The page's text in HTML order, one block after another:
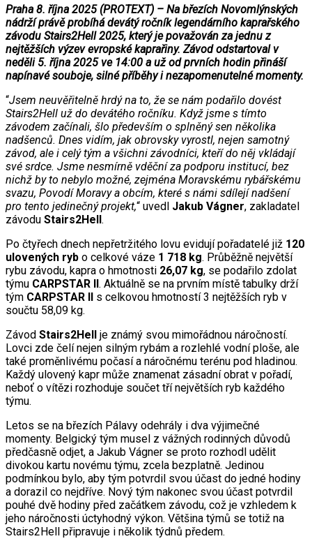
Praha 8. října 2025 (PROTEXT) – Na březích Novomlýnských
nádrží právě probíhá devátý ročník legendárního kaprařského
závodu Stairs2Hell 2025, který je považován za jednu z
nejtěžších výzev evropské kaprařiny. Závod odstartoval v
neděli 5. října 2025 ve 14:00 a už od prvních hodin přináší
napínavé souboje, silné příběhy i nezapomenutelné momenty.
“Jsem neuvěřitelně hrdý na to, že se nám podařilo dovést
Stairs2Hell už do devátého ročníku. Když jsme s tímto
závodem začínali, šlo především o splněný sen několika
nadšenců. Dnes vidím, jak obrovsky vyrostl, nejen samotný
závod, ale i celý tým a všichni závodníci, kteří do něj vkládají
své srdce. Jsme nesmírně vděční za podporu institucí, bez
nichž by to nebylo možné, zejména Moravskému rybářskému
svazu, Povodí Moravy a obcím, které s námi sdílejí nadšení
pro tento jedinečný projekt,“ uvedl Jakub Vágner, zakladatel
závodu Stairs2Hell.
Po čtyřech dnech nepřetržitého lovu evidují pořadatelé již 120
ulovených ryb o celkové váze 1 718 kg. Průběžně největší
rybu závodu, kapra o hmotnosti 26,07 kg, se podařilo zdolat
týmu CARPSTAR II. Aktuálně se na prvním místě tabulky drží
tým CARPSTAR II s celkovou hmotností 3 nejtěžších ryb v
součtu 58,09 kg.
Závod Stairs2Hell je známý svou mimořádnou náročností.
Lovci zde čelí nejen silným rybám a rozlehlé vodní ploše, ale
také proměnlivému počasí a náročnému terénu pod hladinou.
Každý ulovený kapr může znamenat zásadní obrat v pořadí,
neboť o vítězi rozhoduje součet tří největších ryb každého
týmu.
Letos se na březích Pálavy odehrály i dva výjimečné
momenty. Belgický tým musel z vážných rodinných důvodů
předčasně odjet, a Jakub Vágner se proto rozhodl udělit
divokou kartu novému týmu, zcela bezplatně. Jedinou
podmínkou bylo, aby tým potvrdil svou účast do jedné hodiny
a dorazil co nejdříve. Nový tým nakonec svou účast potvrdil
pouhé dvě hodiny před začátkem závodu, což je vzhledem k
jeho náročnosti úctyhodný výkon. Většina týmů se totiž na
Stairs2Hell připravuje i několik týdnů předem.